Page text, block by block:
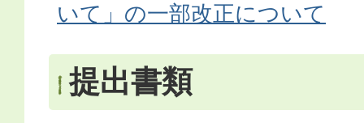
いて」の一部改正について
提出書類